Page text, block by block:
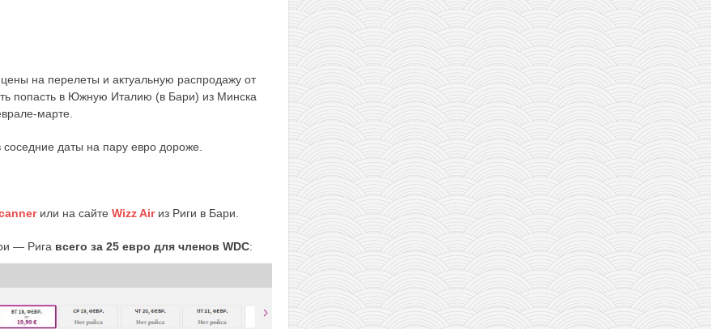
на перелеты и актуальную распродажу от
попасть в Южную Италию (в Бари) из Минска
марте.
даты на пару евро дороже.
или на сайте Wizz Airиз Риги в Бари.
— Рига всего за 25 евро для членов WDC: